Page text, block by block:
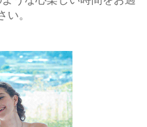
い。